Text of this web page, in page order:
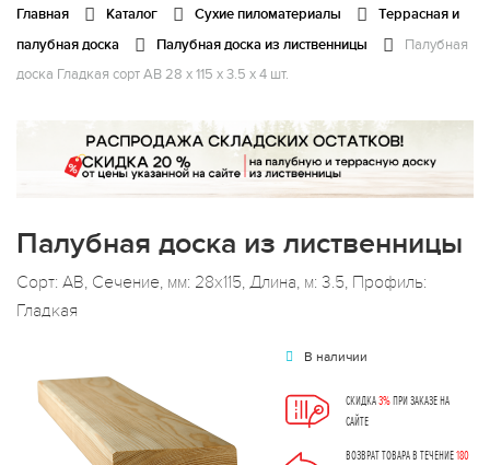
Главная Каталог Сухие пиломатериалы
Террасная и
палубная доска
Палубная доска из лиственницы
Палубная
доска Гладкая сорт АВ 28 x 115 x 3.5 x 4 шт.
Палубная доска из лиственницы
Сорт: АВ, Сечение, мм: 28x115, Длина, м: 3.5, Профиль:
Гладкая
В наличии
СКИДКА3%ПРИ ЗАКАЗЕ НА
САЙТЕ
ВОЗВРАТ ТОВАРА В ТЕЧЕНИЕ180